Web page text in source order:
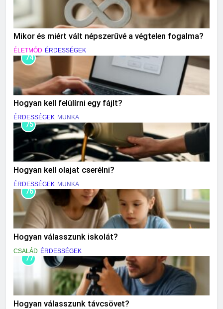
Mikor és miért vált népszerűvé a végtelen fogalma?
ÉLETMÓD ÉRDESSÉGEK
74
Hogyan kell felülírni egy fájlt?
ÉRDESSÉGEK MUNKA
75
Hogyan kell olajat cserélni?
ÉRDESSÉGEK MUNKA
76
Hogyan válasszunk iskolát?
CSALÁD ÉRDESSÉGEK
77
Hogyan válasszunk távcsövet?